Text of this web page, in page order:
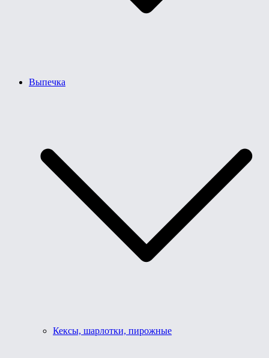
Выпечка
Кексы, шарлотки, пирожные